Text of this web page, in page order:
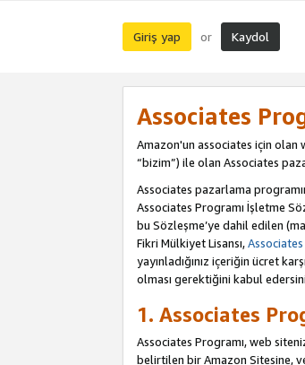
Giriş yap or Kaydol
Associates
Amazon'un associates için olan
“bizim”) ile olan Associates
Associates pazarlama
Associates Programı İşletme
bu Sözleşme’ye dahil edilen
Fikri Mülkiyet Lisansı,
yayınladığınız içeriğin ücret
olması gerektiğini kabul
1. Associates
Associates Programı, web
belirtilen bir Amazon Sitesine,